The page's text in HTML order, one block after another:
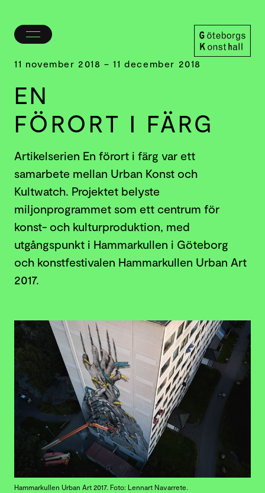
Öppna/stäng
Göteborgs
11 november 2018 – 11 december 2018
EN
FÖRORT I FÄRG
Artikelserien En förort i färg var ett
samarbete mellan Urban Konst och
Kultwatch. Projektet belyste
miljonprogrammet som ett centrum för
konst- och kulturproduktion, med
utgångspunkt i Hammarkullen i Göteborg
och konstfestivalen Hammarkullen Urban Art
2017.
Hammarkullen Urban Art 2017. Foto: Lennart Navarrete.